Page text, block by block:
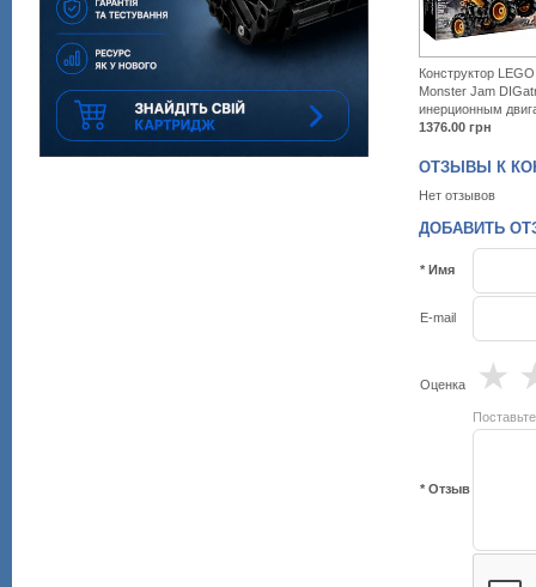
Конструктор
Monster Jam
инерционным
1376.00 грн
ОТЗЫВЫ К
Нет отзывов
ДОБАВИТЬ
* Имя
E-mail
Оценка ★
* Отзыв